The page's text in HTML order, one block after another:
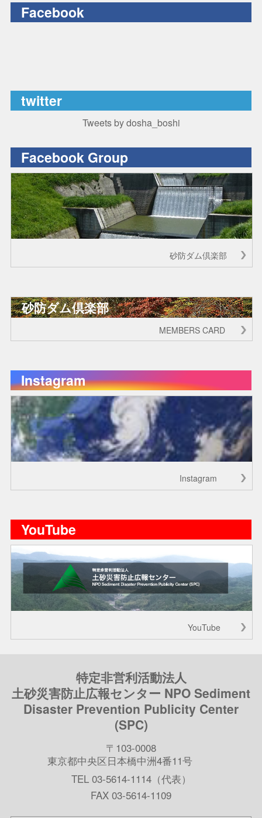
Facebook
twitter
Tweets by dosha_boshi
Facebook Group
砂防ダム倶楽部
砂防ダム倶楽部
MEMBERS CARD
Instagram
Instagram
YouTube
YouTube
特定非営利活動法人
土砂災害防止広報センター NPO Sediment
Disaster Prevention Publicity Center
(SPC)
〒103-0008
東京都中央区日本橋中洲4番11号
TEL 03-5614-1114（代表）
FAX 03-5614-1109